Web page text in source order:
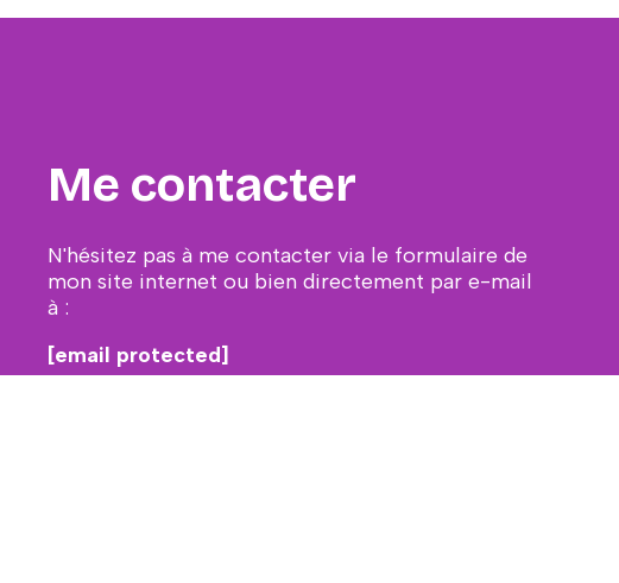
Me contacter
N'hésitez pas à me contacter via le formulaire de
mon site internet ou bien directement par e-mail
à :
[email protected]